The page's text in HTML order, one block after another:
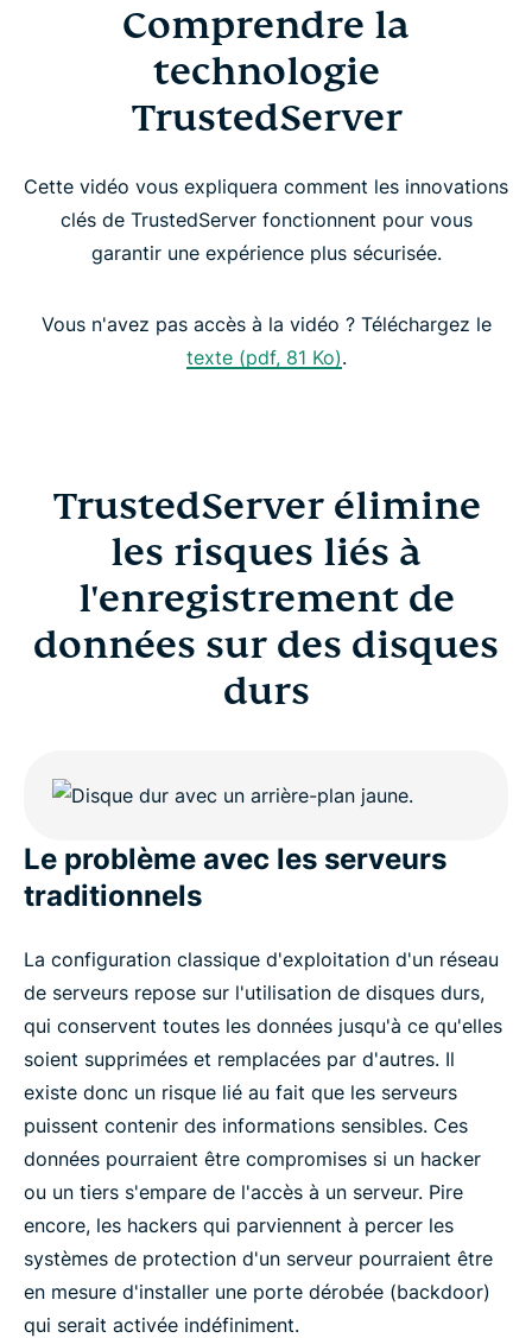
Comprendre la technologie TrustedServer
TrustedServer élimine les risques liés à
l'enregistrement de données sur des disques durs
TrustedServer : pour votre sécurité
TrustedServer : mettre la barre toujours plus haut
Abonnez-vous au seul VPN avec la technologie
Comprendre la
technologie
TrustedServer
Cette vidéo vous expliquera comment les innovations
clés de TrustedServer fonctionnent pour vous
garantir une expérience plus sécurisée.
Vous n'avez pas accès à la vidéo ? Téléchargez le
texte (pdf, 81 Ko).
TrustedServer élimine
les risques liés à
l'enregistrement de
données sur des disques
durs
Le problème avec les serveurs
traditionnels
La configuration classique d'exploitation d'un réseau
de serveurs repose sur l'utilisation de disques durs,
qui conservent toutes les données jusqu'à ce qu'elles
soient supprimées et remplacées par d'autres. Il
existe donc un risque lié au fait que les serveurs
puissent contenir des informations sensibles. Ces
données pourraient être compromises si un hacker
ou un tiers s'empare de l'accès à un serveur. Pire
encore, les hackers qui parviennent à percer les
systèmes de protection d'un serveur pourraient être
en mesure d'installer une porte dérobée (backdoor)
qui serait activée indéfiniment.